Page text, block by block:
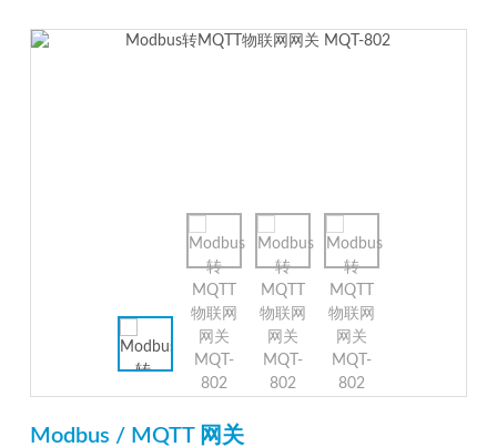
Modbus / MQTT 网关